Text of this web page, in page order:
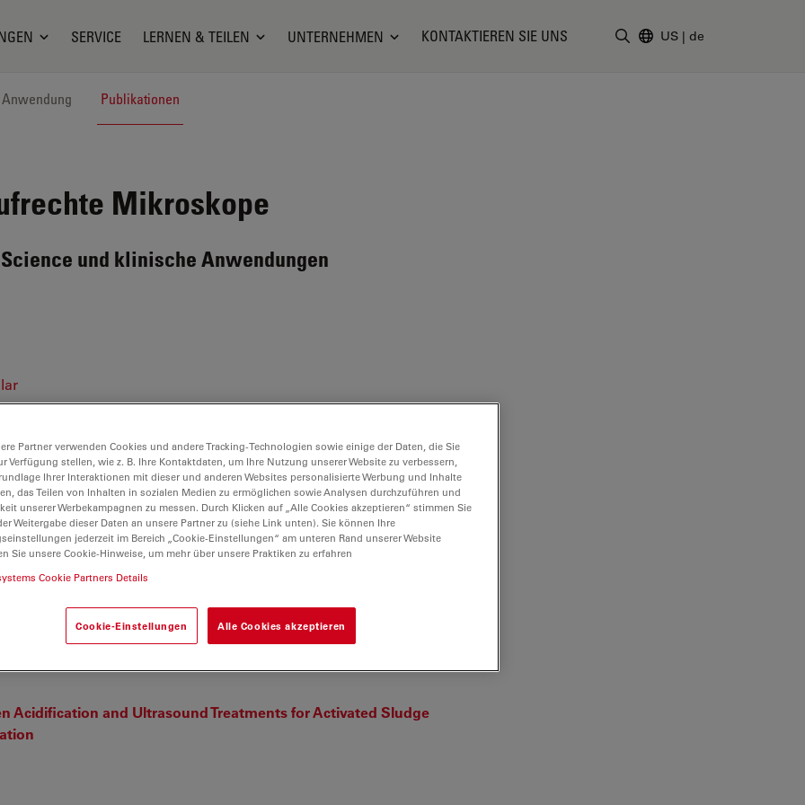
SERVICE LERNEN & TEILEN UNTERNEHMEN KONTAKTIEREN SIE UNS US | de
Anwendung Publikationen
Mikroskope
und klinische Anwendungen
activity of algal extracts from italian thermal muds
G, et. al.
natural killer/T-cell lymphoma: A case report and review of the
Acidification and Ultrasound Treatments for Activated Sludge
Partner verwenden Cookies und andere Tracking-Technologien sowie einige der Daten, die Sie
Verfügung stellen, wie z. B. Ihre Kontaktdaten, um Ihre Nutzung unserer Website zu verbessern,
Ihrer Interaktionen mit dieser und anderen Websites personalisierte Werbung und Inhalte
das Teilen von Inhalten in sozialen Medien zu ermöglichen sowie Analysen durchzuführen und
unserer Werbekampagnen zu messen. Durch Klicken auf „Alle Cookies akzeptieren“ stimmen Sie
Weitergabe dieser Daten an unsere Partner zu (siehe Link unten). Sie können Ihre
jederzeit im Bereich „Cookie-Einstellungen“ am unteren Rand unserer Website
Sie unsere Cookie-Hinweise, um mehr über unsere Praktiken zu erfahren
Cookie Partners Details
Cookie-Einstellungen Alle Cookies akzeptieren